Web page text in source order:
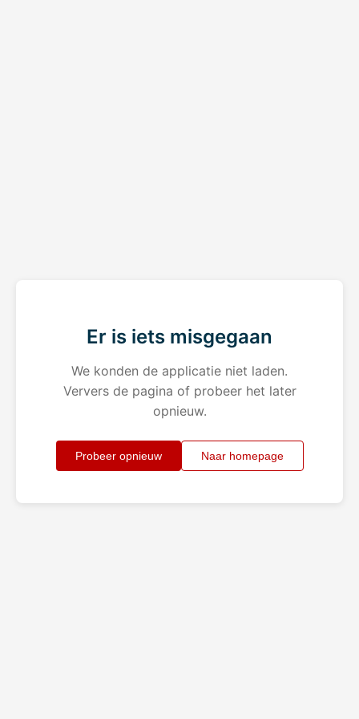
Er is iets misgegaan
We konden de applicatie niet laden.
Ververs de pagina of probeer het later
opnieuw.
Probeer opnieuw Naar homepage